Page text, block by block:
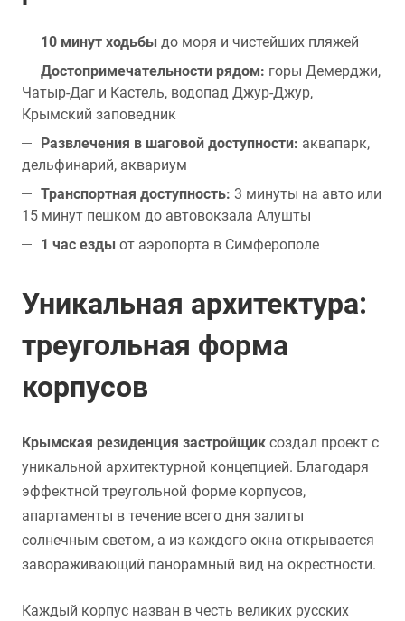
10 минут ходьбы до моря и чистейших пляжей
Достопримечательности рядом: горы Демерджи,
Чатыр-Даг и Кастель, водопад Джур-Джур,
Крымский заповедник
Развлечения в шаговой доступности: аквапарк,
дельфинарий, аквариум
Транспортная доступность: 3 минуты на авто или
15 минут пешком до автовокзала Алушты
1 час езды от аэропорта в Симферополе
Уникальная архитектура:
треугольная форма
корпусов
Крымская резиденция застройщик создал проект с
уникальной архитектурной концепцией. Благодаря
эффектной треугольной форме корпусов,
апартаменты в течение всего дня залиты
солнечным светом, а из каждого окна открывается
завораживающий панорамный вид на окрестности.
Каждый корпус назван в честь великих русских